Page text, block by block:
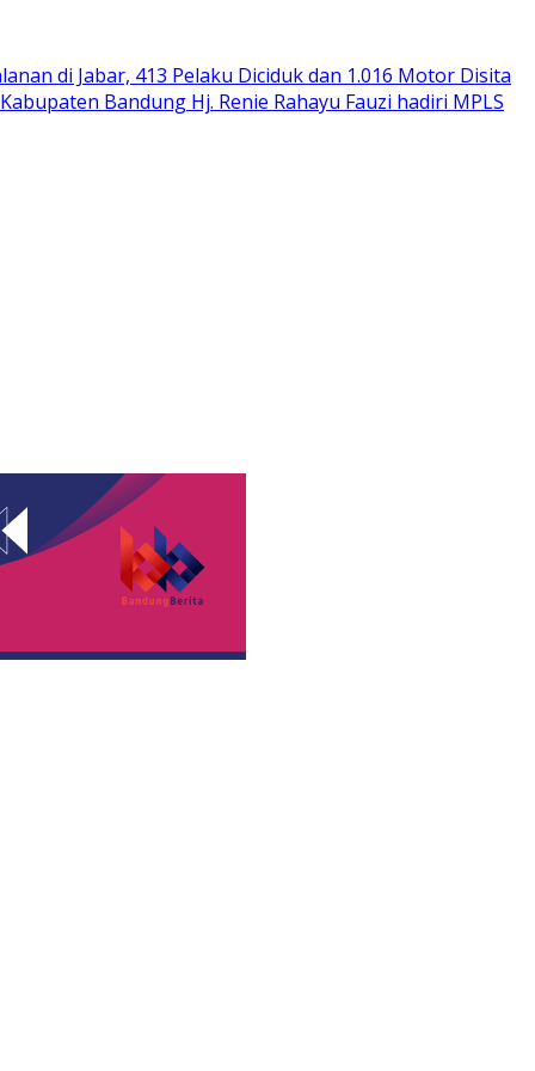
di Jabar, 413 Pelaku Diciduk dan 1.016 Motor Disita
Bandung Hj. Renie Rahayu Fauzi hadiri MPLS